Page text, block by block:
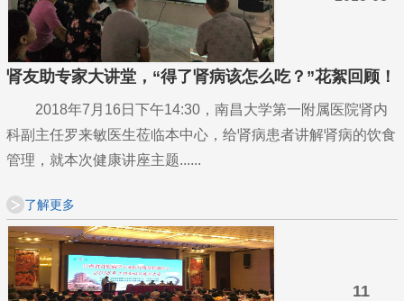
肾友助专家大讲堂，“得了肾病该怎么吃？”花絮回顾！
2018年7月16日下午14:30，南昌大学第一附属医院肾内
科副主任罗来敏医生莅临本中心，给肾病患者讲解肾病的饮食
管理，就本次健康讲座主题......
了解更多
11